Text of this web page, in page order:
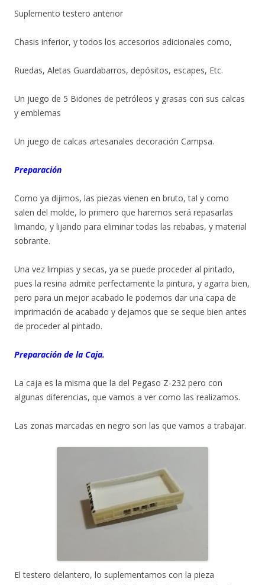
Suplemento testero anterior
Chasis inferior, y todos los accesorios adicionales como,
Ruedas, Aletas Guardabarros, depósitos, escapes, Etc.
Un juego de 5 Bidones de petróleos y grasas con sus calcas
y emblemas
Un juego de calcas artesanales decoración Campsa.
Preparación
Como ya dijimos, las piezas vienen en bruto, tal y como
salen del molde, lo primero que haremos será repasarlas
limando, y lijando para eliminar todas las rebabas, y material
sobrante.
Una vez limpias y secas, ya se puede proceder al pintado,
pues la resina admite perfectamente la pintura, y agarra bien,
pero para un mejor acabado le podemos dar una capa de
imprimación de acabado y dejamos que se seque bien antes
de proceder al pintado.
Preparación de la Caja.
La caja es la misma que la del Pegaso Z-232 pero con
algunas diferencias, que vamos a ver como las realizamos.
Las zonas marcadas en negro son las que vamos a trabajar.
El testero delantero, lo suplementamos con la pieza